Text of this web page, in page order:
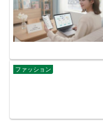
ファッション